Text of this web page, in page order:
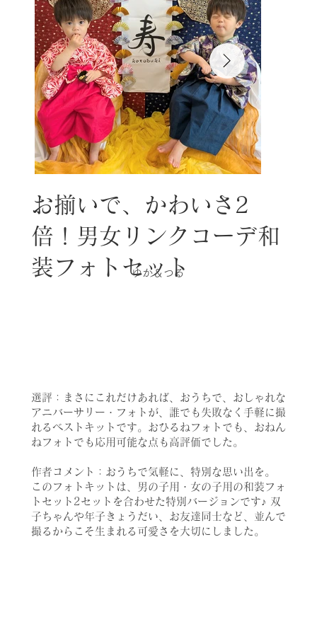
お揃いで、かわいさ2
倍！男女リンクコーデ和
装フォトセット
選評：まさにこれだけあれば、おうちで、おしゃれな
アニバーサリー・フォトが、誰でも失敗なく手軽に撮
れるベストキットです。おひるねフォトでも、おねん
ねフォトでも応用可能な点も高評価でした。
作者コメント：おうちで気軽に、特別な思い出を。
このフォトキットは、男の子用・女の子用の和装フォ
トセット2セットを合わせた特別バージョンです♪ 双
子ちゃんや年子きょうだい、お友達同士など、並んで
撮るからこそ生まれる可愛さを大切にしました。
ゆか＆つる